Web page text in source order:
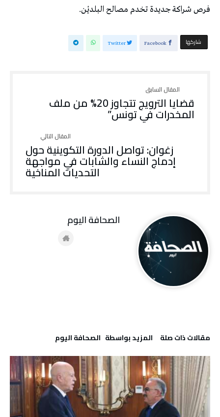
فرص شراكة جديدة تخدم مصالح البلديْن.
‫‫ شاركها‬ Facebook
Twitter
قضايا الترويج تتجاوز 20% من ملف
المخدرات في تونس”
زغوان: تواصل الدورة التكوينية حول
إدماج النساء والشابات في مواجهة
التحديات المناخية
‫مقالات ذات صلة‬ ‫‫المزيد بواسطة‬ ‬ ‭ ‬الصحافة‭ ‬اليوم